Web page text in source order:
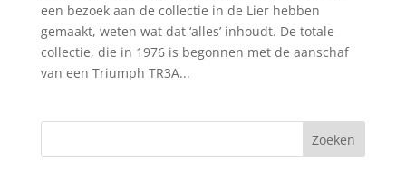
een bezoek aan de collectie in de Lier hebben
gemaakt, weten wat dat ‘alles’ inhoudt. De totale
collectie, die in 1976 is begonnen met de aanschaf
van een Triumph TR3A...